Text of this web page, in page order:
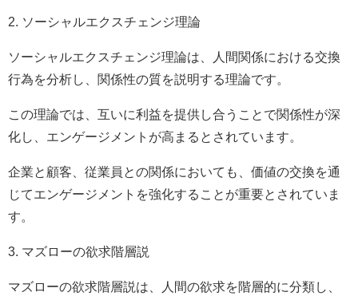
2. ソーシャルエクスチェンジ理論
ソーシャルエクスチェンジ理論は、人間関係における交換
行為を分析し、関係性の質を説明する理論です。
この理論では、互いに利益を提供し合うことで関係性が深
化し、エンゲージメントが高まるとされています。
企業と顧客、従業員との関係においても、価値の交換を通
じてエンゲージメントを強化することが重要とされていま
す。
3. マズローの欲求階層説
マズローの欲求階層説は、人間の欲求を階層的に分類し、